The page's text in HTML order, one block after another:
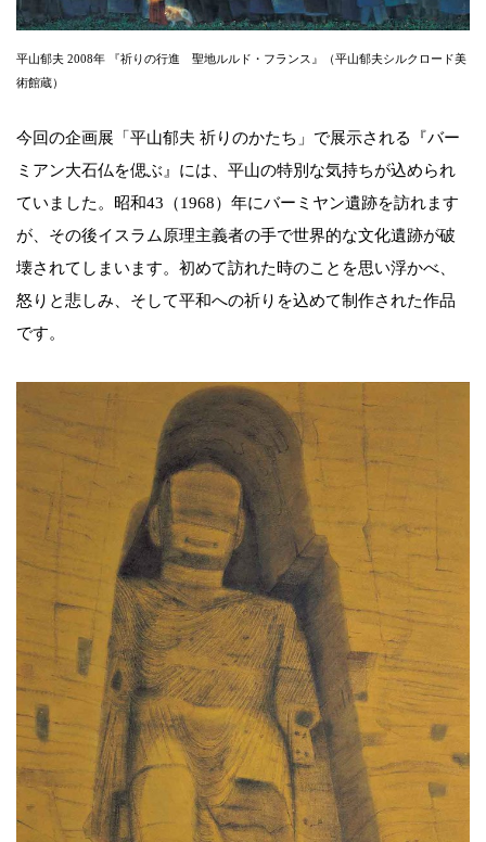
平山郁夫 2008年 『祈りの行進 聖地ルルド・フランス』（平山郁夫シルクロード美
術館蔵）
今回の企画展「平山郁夫 祈りのかたち」で展示される『バー
ミアン大石仏を偲ぶ』には、平山の特別な気持ちが込められ
ていました。昭和43（1968）年にバーミヤン遺跡を訪れます
が、その後イスラム原理主義者の手で世界的な文化遺跡が破
壊されてしまいます。初めて訪れた時のことを思い浮かべ、
怒りと悲しみ、そして平和への祈りを込めて制作された作品
です。